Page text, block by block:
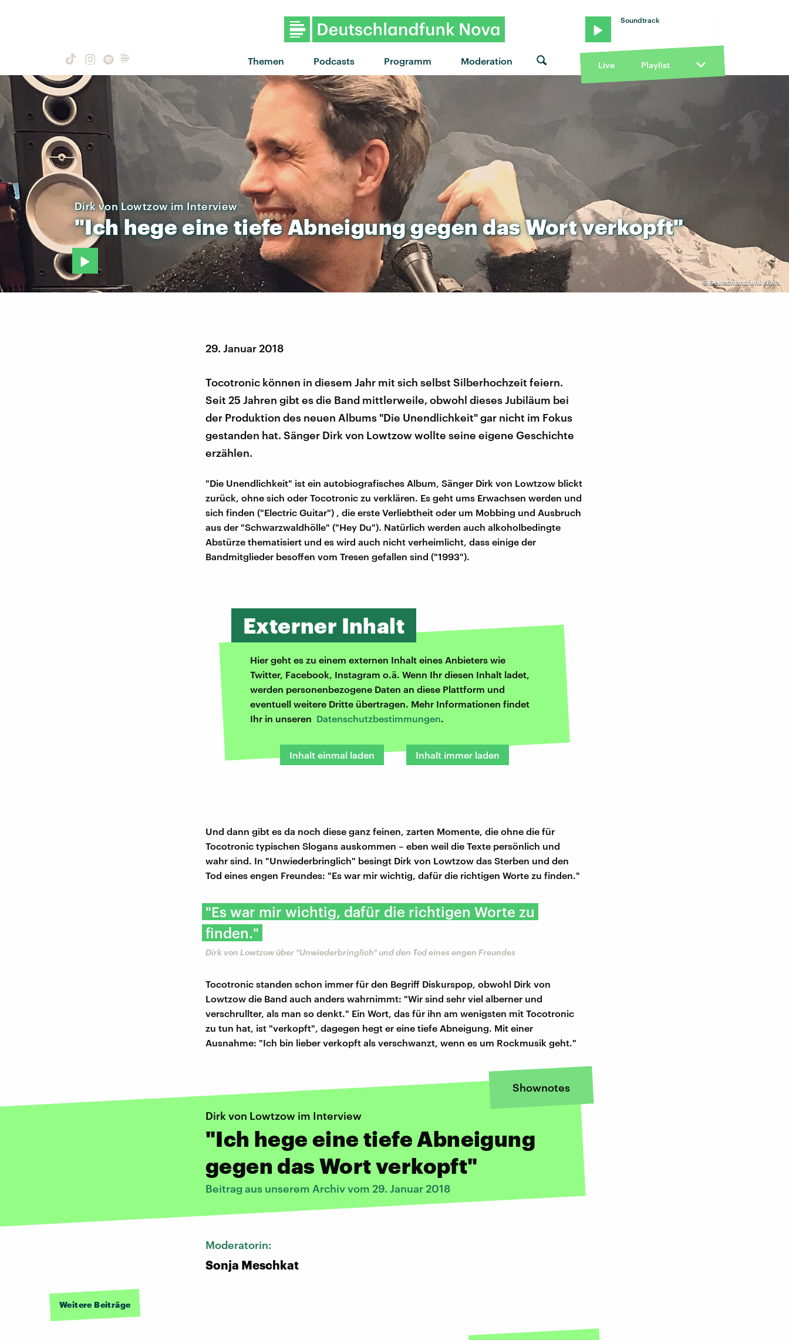
Themen Podcasts Programm Moderation
Soundtrack
Live Playlist
©Deutschlandfunk Nova
Dirk von Lowtzow im Interview
"Ich hegeeinetiefeAbneigunggegendasWortverkopft"
29. Januar 2018
Tocotronic können in diesem Jahr mit sich selbst Silberhochzeit feiern.
Seit 25 Jahren gibt es die Band mittlerweile, obwohl dieses Jubiläum bei
der Produktion des neuen Albums "Die Unendlichkeit" gar nicht im Fokus
gestanden hat. Sänger Dirk von Lowtzow wollte seine eigene Geschichte
erzählen.
"Die Unendlichkeit" ist ein autobiografisches Album, Sänger Dirk von Lowtzow blickt
zurück, ohne sich oder Tocotronic zu verklären. Es geht ums Erwachsen werden und
sich finden ("Electric Guitar") , die erste Verliebtheit oder um Mobbing und Ausbruch
aus der "Schwarzwaldhölle" ("Hey Du"). Natürlich werden auch alkoholbedingte
Abstürze thematisiert und es wird auch nicht verheimlicht, dass einige der
Bandmitglieder besoffen vom Tresen gefallen sind ("1993").
Externer Inhalt
Hier geht es zu einem externen Inhalt eines Anbieters wie
Twitter, Facebook, Instagram o.ä. Wenn Ihr diesen Inhalt ladet,
werden personenbezogene Daten an diese Plattform und
eventuell weitere Dritte übertragen. Mehr Informationen findet
Ihr in unseren Datenschutzbestimmungen.
Inhalt einmal laden Inhalt immer laden
Und dann gibt es da noch diese ganz feinen, zarten Momente, die ohne die für
Tocotronic typischen Slogans auskommen – eben weil die Texte persönlich und
wahr sind. In "Unwiederbringlich" besingt Dirk von Lowtzow das Sterben und den
Tod eines engen Freundes: "Es war mir wichtig, dafür die richtigen Worte zu finden."
"Es war mir wichtig, dafür die richtigen Worte zu
finden."
Dirk von Lowtzow über "Unwiederbringlich" und den Tod eines engen Freundes
Tocotronic standen schon immer für den Begriff Diskurspop, obwohl Dirk von
Lowtzow die Band auch anders wahrnimmt: "Wir sind sehr viel alberner und
verschrullter, als man so denkt." Ein Wort, das für ihn am wenigsten mit Tocotronic
zu tun hat, ist "verkopft", dagegen hegt er eine tiefe Abneigung. Mit einer
Ausnahme: "Ich bin lieber verkopft als verschwanzt, wenn es um Rockmusik geht."
Shownotes
Dirk von Lowtzow im Interview
"Ich hege eine tiefe Abneigung
gegen das Wort verkopft"
Beitrag aus unserem Archiv vom 29. Januar 2018
Moderatorin:
Sonja Meschkat
Weitere Beiträge